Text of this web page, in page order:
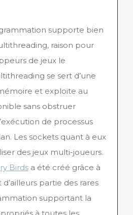
supporte bien
raison pour
de jeux le
se sert d’une
et exploite au
sans obstruer
de processus
Les sockets quant à eux
des jeux multi-joueurs.
Birds a été créé grâce à
partie des rares
supportant la